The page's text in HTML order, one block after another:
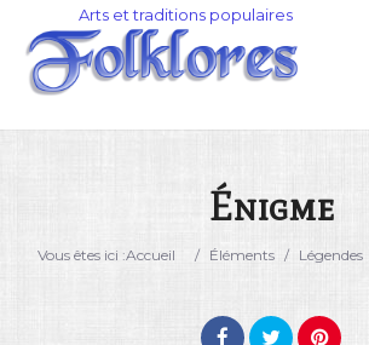
Catégorie
Énigme
Vous êtes ici :Accueil / Éléments / Légendes